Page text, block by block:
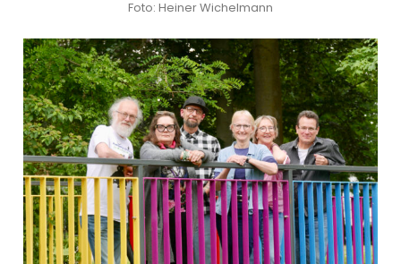
Foto: Heiner Wichelmann